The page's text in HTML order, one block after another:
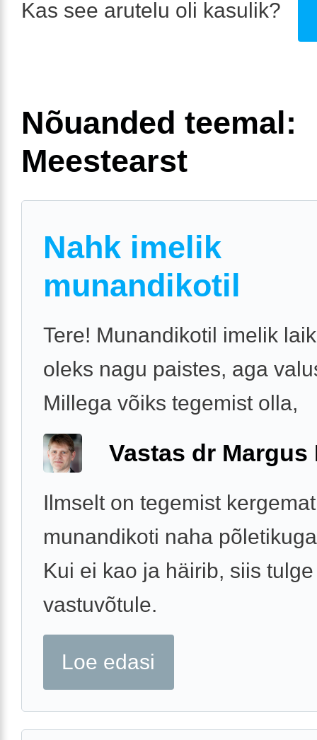
Kas see arutelu oli kasulik?
Nõuanded teemal:
Meestearst
Nahk imelik
munandikotil
Tere! Munandikotil imelik
oleks nagu paistes, aga
Millega võiks tegemist olla,
Vastas dr Margus
Ilmselt on tegemist
munandikoti naha
Kui ei kao ja häirib, siis tulge
vastuvõtule.
Loe edasi